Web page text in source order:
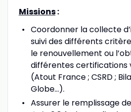
Missions:
Coordonner la collecte
suivi des différents
le renouvellement ou
différentes certifications
(Atout France ; CSRD ;
Globe...).
Assurer le remplissage